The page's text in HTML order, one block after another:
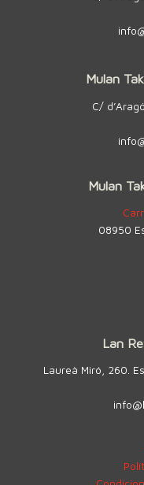
Mulan
C/
Mulan
08950
Lan
Laureà Miró, 260.